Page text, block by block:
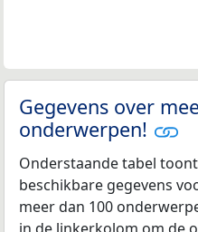
Gegevens over
onderwerpen!
Onderstaande tabel
beschikbare gegevens
meer dan 100